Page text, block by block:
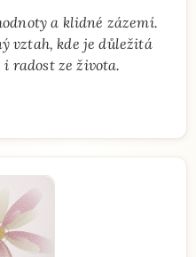
a klidné zázemí.
vztah, kde je důležitá
radost ze života.